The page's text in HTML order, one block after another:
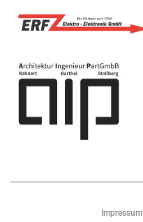
Impressum